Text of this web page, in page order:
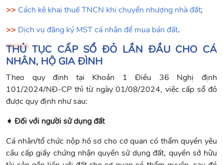
>> Cách kê khai thuế TNCN khi chuyển nhượng nhà đất;
>> Dịch vụ đăng ký MST cá nhân để mua bán đất.
THỦ TỤC CẤP SỔ ĐỎ LẦN ĐẦU CHO CÁ
NHÂN, HỘ GIA ĐÌNH
Theo quy định tại Khoản 1 Điều 36 Nghị định
101/2024/NĐ-CP thì từ ngày 01/08/2024, việc cấp sổ đỏ
được quy định như sau:
➧ Đối với người sử dụng đất
Cá nhân/tổ chức nộp hồ sơ cho cơ quan có thẩm quyền yêu
cầu cấp giấy chứng nhận quyền sử dụng đất, quyền sở hữu